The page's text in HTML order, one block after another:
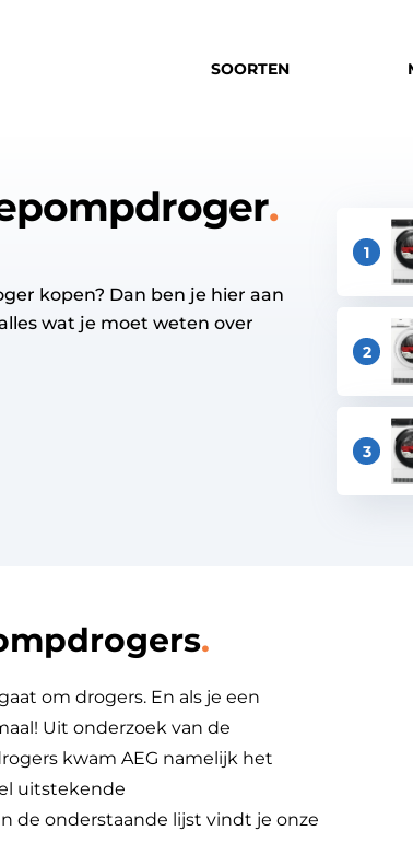
SOORTEN
kopen? Dan ben je hier aan
wat je moet weten over
1
2
3
om drogers. En als je een
Uit onderzoek van de
kwam AEG namelijk het
uitstekende
de onderstaande lijst vindt je onze